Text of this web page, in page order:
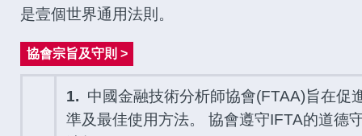
是壹個世界通用法則。
協會宗旨及守則 >
1. 中國金融技術分析師協會(FTAA)旨在促
準及最佳使用方法。 協會遵守IFTA的道德